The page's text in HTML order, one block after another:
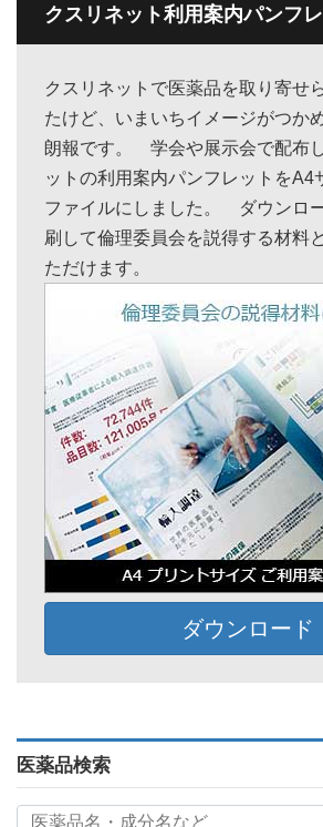
クスリネット利用案内パンフ
クスリネットで医薬品を取り寄せ
たけど、いまいちイメージがつか
朗報です。 学会や展示会で配布
ットの利用案内パンフレットをA4
ファイルにしました。 ダウンロ
刷して倫理委員会を説得する材料
ただけます。
ダウンロード
医薬品検索